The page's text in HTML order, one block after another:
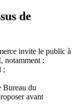
de
invite le public à
notamment :
;
Bureau du
avant